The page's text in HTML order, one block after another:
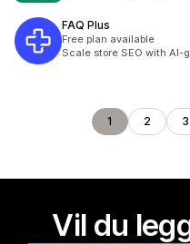
FAQ Plus
Free plan available
Scale store SEO with AI-
1 2 3
Vil du